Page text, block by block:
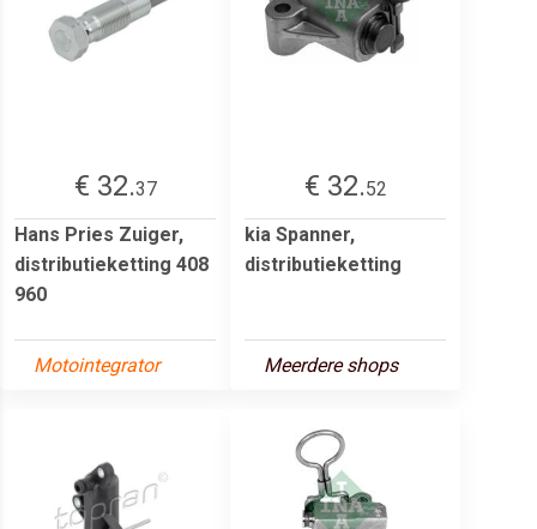
€ 32.37
Hans Pries Zuiger,
distributieketting 408
960
Motointegrator
€ 32.52
kia Spanner,
distributieketting
Meerdere shops